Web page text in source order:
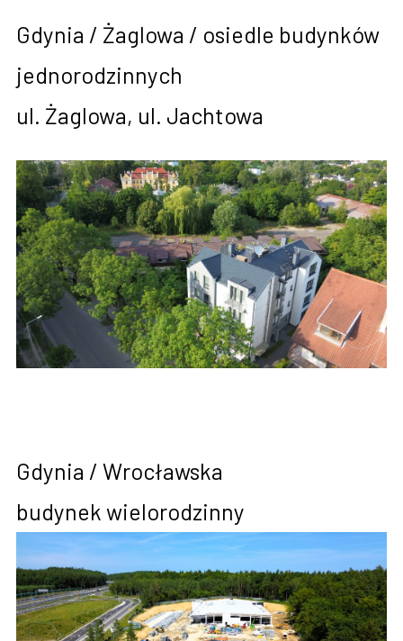
Gdynia / Żaglowa / osiedle budynków
jednorodzinnych
ul. Żaglowa, ul. Jachtowa
Gdynia / Wrocławska
budynek wielorodzinny